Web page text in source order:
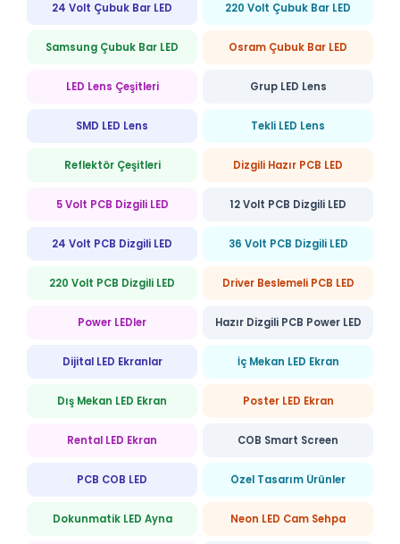
24 Volt Çubuk Bar LED 220 Volt Çubuk Bar LED
Samsung Çubuk Bar LED Osram Çubuk Bar LED
LED Lens Çeşitleri Grup LED Lens
SMD LED Lens Tekli LED Lens
Reflektör Çeşitleri Dizgili Hazır PCB LED
5 Volt PCB Dizgili LED 12 Volt PCB Dizgili LED
24 Volt PCB Dizgili LED 36 Volt PCB Dizgili LED
220 Volt PCB Dizgili LED Driver Beslemeli PCB LED
Power LEDler Hazır Dizgili PCB Power LED
Dijital LED Ekranlar İç Mekan LED Ekran
Dış Mekan LED Ekran Poster LED Ekran
Rental LED Ekran COB Smart Screen
PCB COB LED Özel Tasarım Ürünler
Dokunmatik LED Ayna Neon LED Cam Sehpa